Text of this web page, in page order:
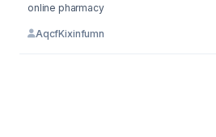
online pharmacy
AqcfKixinfumn